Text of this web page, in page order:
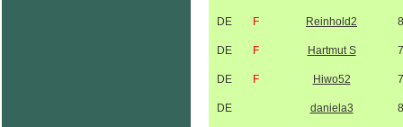
DE F Reinhold2
DE F Hartmut S
DE F Hiwo52
DE daniela3